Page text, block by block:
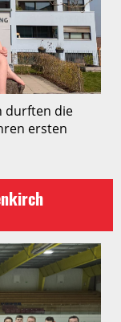
durften die
ersten